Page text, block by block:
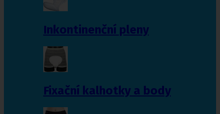
Inkontinenční pleny
Fixační kalhotky a body